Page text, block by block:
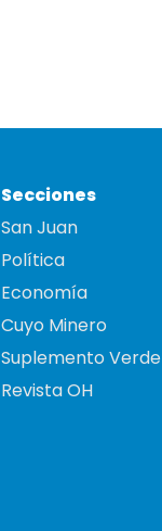
Secciones
San Juan
Política
Economía
Cuyo Minero
Suplemento Verde
Revista OH